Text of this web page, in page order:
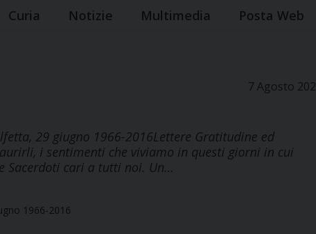
Curia Notizie Multimedia Posta Web
7 Agosto
29 giugno 1966-2016Lettere Gratitudine ed
i sentimenti che viviamo in questi giorni in cui
Sacerdoti cari a tutti noi. Un…
1966-2016